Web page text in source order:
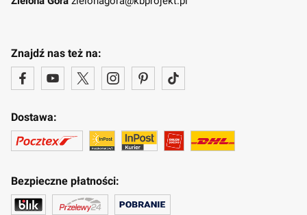
Znajdź nas też na:
Dostawa:
Bezpieczne płatności: